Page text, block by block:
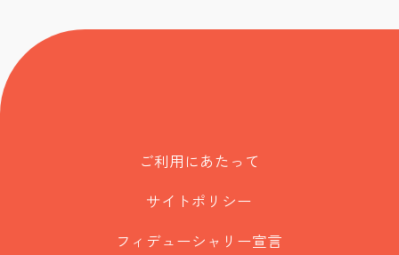
ご利用にあたって
サイトポリシー
フィデューシャリー宣言